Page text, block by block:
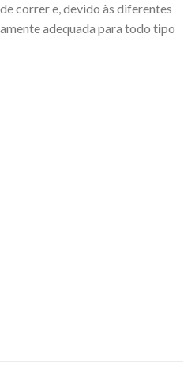
correr e, devido às diferentes
adequada para todo tipo